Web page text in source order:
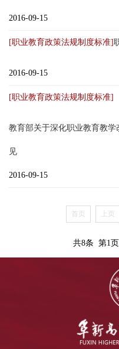
2016-09-15
[职业教育政策法规制度标准]
2016-09-15
[职业教育政策法规制度标准]
教育部关于深化职业教育教
见
2016-09-15
首页 上页
共8条 第1